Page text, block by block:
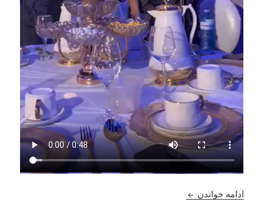
ادامه خواندن فیلم اشک پایز با دایرکت سعید ورکزی در شهر